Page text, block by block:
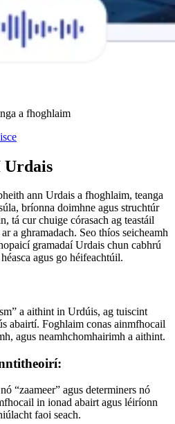
a fhoghlaim
Urdais
ann Urdais a fhoghlaim, teanga
bríonna doimhne agus struchtúr
tá cur chuige córasach ag teastáil
a ghramadach. Seo thíos seicheamh
gramadaí Urdais chun cabhrú
agus go héifeachtúil.
a aithint in Urdúis, ag tuiscint
abairtí. Foghlaim conas ainmfhocail
agus neamhchomhairimh a aithint.
“zaameer” agus determiners nó
in ionad abairt agus léiríonn
faoi seach.